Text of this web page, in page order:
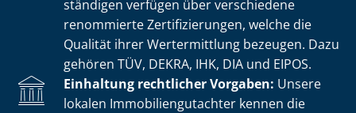
stän­di­gen verfügen über verschiedene
renommierte Zer­ti­fi­zie­run­gen, welche die
Qualität ihrer Wertermittlung bezeugen. Dazu
gehören TÜV, DEKRA, IHK, DIA und EIPOS.
Einhaltung rechtlicher Vorgaben: Unsere
lokalen Im­mo­bi­li­en­gut­ach­ter kennen die